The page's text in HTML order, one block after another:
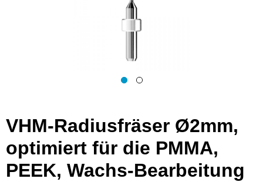
VHM-Radiusfräser Ø2mm,
optimiert für die PMMA,
PEEK, Wachs-Bearbeitung